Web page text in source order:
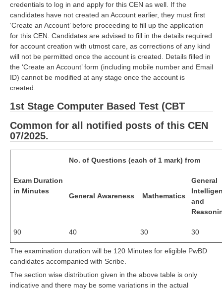
credentials to log in and apply for this CEN as well. If the
candidates have not created an Account earlier, they must first
‘Create an Account’ before proceeding to fill up the application
for this CEN. Candidates are advised to fill in the details required
for account creation with utmost care, as corrections of any kind
will not be permitted once the account is created. Details filled in
the ‘Create an Account’ form (including mobile number and Email
ID) cannot be modified at any stage once the account is
created.
1st Stage Computer Based Test (CBT
Common for all notified posts of this CEN
07/2025.
Exam Duration
in Minutes
No. of Questions (each of 1 mark) from
General Awareness Mathematics
General
and
90 40 30 30
The examination duration will be 120 Minutes for eligible PwBD
candidates accompanied with Scribe.
The section wise distribution given in the above table is only
indicative and there may be some variations in the actual